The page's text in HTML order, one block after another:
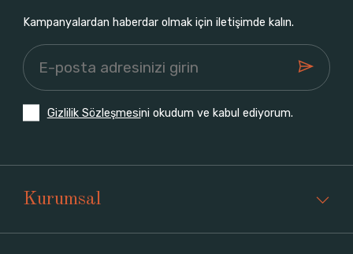
Kampanyalardan haberdar olmak için iletişimde kalın.
Gizlilik Sözleşmesini okudum ve kabul ediyorum.
Kurumsal